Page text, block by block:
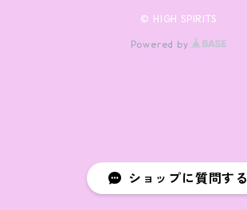
© HIGH SPIRITS
Powered by
ショップに質問する